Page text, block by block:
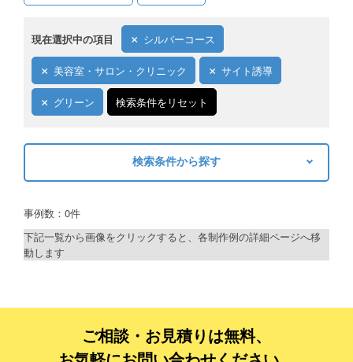
現在選択中の項目 シルバーコース
美容室・サロン・クリニック サイト誘導
グリーン 検索条件をリセット
検索条件から探す
制作プランで探す
ベーシックコース
シルバーコース
事例数：0件
下記一覧から画像をクリックすると、各制作例の詳細ページへ移
動します
ご相談・お見積りは無料、